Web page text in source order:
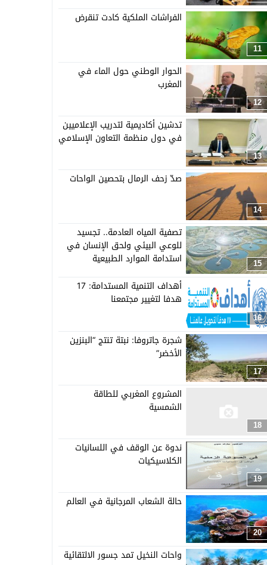
11
الفراشات الملكية كادت تنقرض
12
الحوار الوطني حول الماء في
المغرب
13
تدشين أكاديمية لتدريب الإعلاميين
في دول منظمة التعاون الإسلامي
14
صدّ زحف الرمال بتحصين الواحات
15
تصفية المياه العادمة.. تجسيد
للوعي البيئي ولحق الإنسان في
استدامة الموارد الطبيعية
16
أهداف التنمية المستدامة: 17
هدفا لتغيير مجتمعنا
17
شجرة جاتروفا: نبتة تنتج “البنزين
الأخضر”
18
المشروع المغربي للطاقة
الشمسية
19
ندوة عن الوقف في اللسانيات
الكلاسيكيات
20
حالة الشعاب المرجانية في العالم
واحات النخيل تمد جسور الالتقائية